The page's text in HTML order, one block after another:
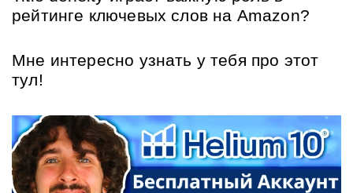
рейтинге ключевых слов на Amazon?
Мне интересно узнать у тебя про этот
тул!